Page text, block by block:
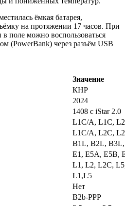
ёмкая батарея,
на протяжении 17 часов. При
поле можно воспользоваться
(PowerBank) через разъём USB
Значение
КНР
2024
1408 с iStar 2.0
L1C/A, L1C,
L1C/A, L2C,
B1L, В2L,
E1, E5A, E5B,
L1, L2, L2C,
L1,L5
Нет
B2b-PPP